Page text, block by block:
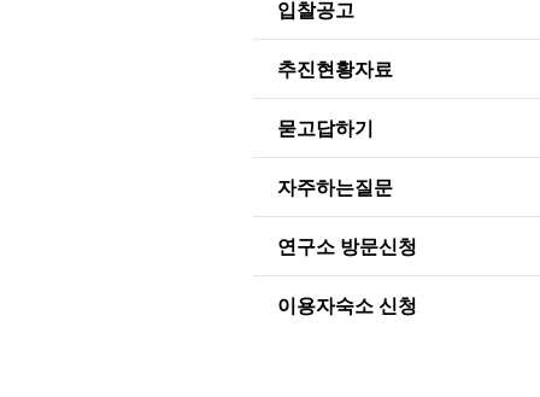
입찰공고
추진현황자료
묻고답하기
자주하는질문
연구소 방문신청
이용자숙소 신청